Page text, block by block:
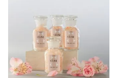
Geschenk für Mama
Geschenk für Papa
Werbegeschenke
Gaststättengewerbe
Private-Label-Spirituosen